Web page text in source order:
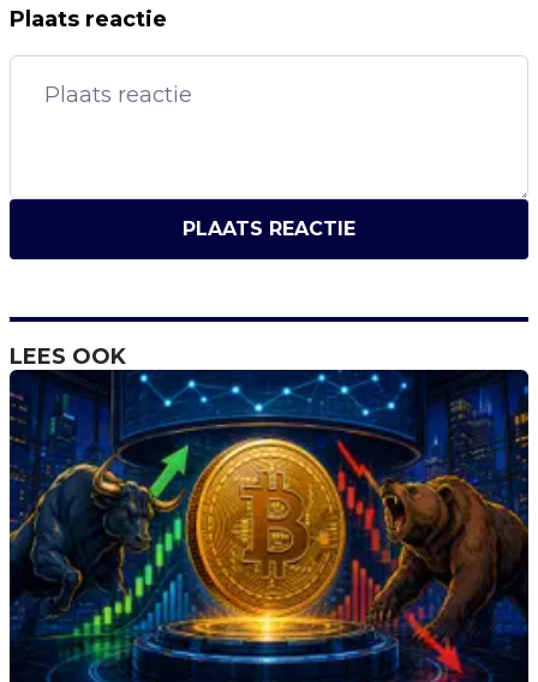
Plaats reactie
PLAATS REACTIE
LEES OOK